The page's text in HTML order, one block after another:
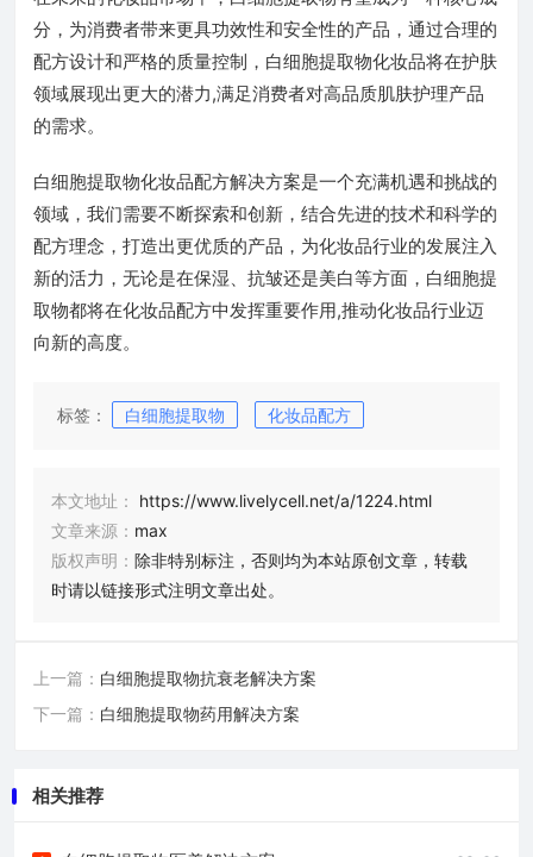
分，为消费者带来更具功效性和安全性的产品，通过合理的
配方设计和严格的质量控制，白细胞提取物化妆品将在护肤
领域展现出更大的潜力,满足消费者对高品质肌肤护理产品
的需求。
白细胞提取物化妆品配方解决方案是一个充满机遇和挑战的
领域，我们需要不断探索和创新，结合先进的技术和科学的
配方理念，打造出更优质的产品，为化妆品行业的发展注入
新的活力，无论是在保湿、抗皱还是美白等方面，白细胞提
取物都将在化妆品配方中发挥重要作用,推动化妆品行业迈
向新的高度。
标签： 白细胞提取物 化妆品配方
本文地址：
https://www.livelycell.net/a/1224.html
文章来源： max
版权声明： 除非特别标注，否则均为本站原创文章，转载
时请以链接形式注明文章出处。
上一篇： 白细胞提取物抗衰老解决方案
下一篇： 白细胞提取物药用解决方案
相关推荐